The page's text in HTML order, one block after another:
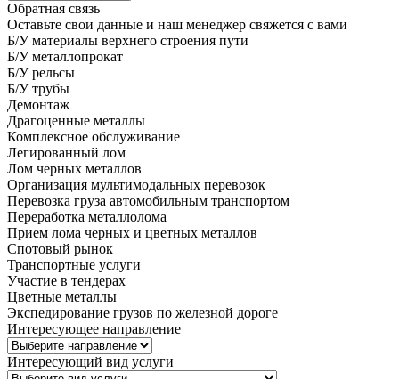
Обратная связь
Оставьте свои данные и наш менеджер свяжется с вами
Б/У материалы верхнего строения пути
Б/У металлопрокат
Б/У рельсы
Б/У трубы
Демонтаж
Драгоценные металлы
Комплексное обслуживание
Легированный лом
Лом черных металлов
Организация мультимодальных перевозок
Перевозка груза автомобильным транспортом
Переработка металлолома
Прием лома черных и цветных металлов
Спотовый рынок
Транспортные услуги
Участие в тендерах
Цветные металлы
Экспедирование грузов по железной дороге
Интересующее направление
Интересующий вид услуги